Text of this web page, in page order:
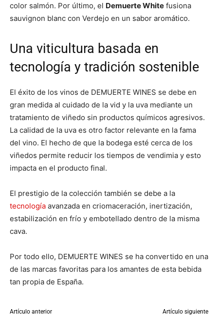
color salmón. Por último, el Demuerte White fusiona
sauvignon blanc con Verdejo en un sabor aromático.
Una viticultura basada en
tecnología y tradición sostenible
El éxito de los vinos de DEMUERTE WINES se debe en
gran medida al cuidado de la vid y la uva mediante un
tratamiento de viñedo sin productos químicos agresivos.
La calidad de la uva es otro factor relevante en la fama
del vino. El hecho de que la bodega esté cerca de los
viñedos permite reducir los tiempos de vendimia y esto
impacta en el producto final.
El prestigio de la colección también se debe a la
tecnología avanzada en criomaceración, inertización,
estabilización en frío y embotellado dentro de la misma
cava.
Por todo ello, DEMUERTE WINES se ha convertido en una
de las marcas favoritas para los amantes de esta bebida
tan propia de España.
Artículo anterior Artículo siguiente